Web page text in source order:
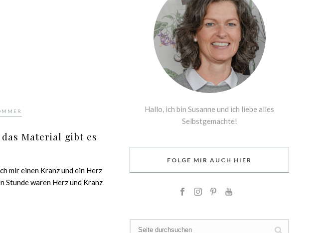
Material gibt es
mir einen Kranz und ein Herz
Stunde waren Herz und Kranz
Hallo, ich bin Susanne und ich liebe alles
Selbstgemachte!
FOLGE MIR AUCH HIER